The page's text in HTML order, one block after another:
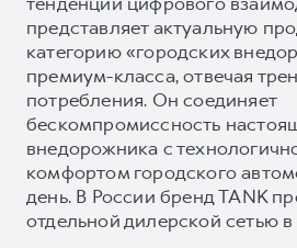
представляет актуальную
категорию «городских
премиум-класса, отвечая
потребления. Он соединяет
бескомпромиссность
внедорожника с
комфортом городского
день. В России бренд TANK
отдельной дилерской сетью